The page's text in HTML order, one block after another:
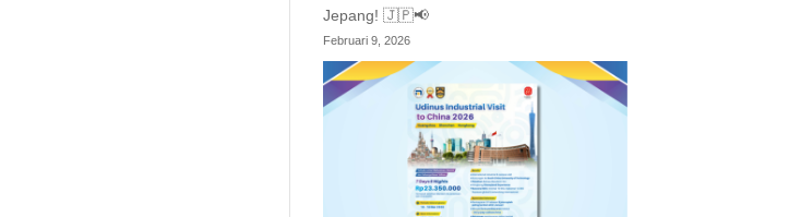
Jepang! 🇯🇵📢
Februari 9, 2026